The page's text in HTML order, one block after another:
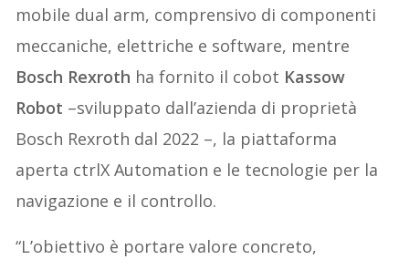
mobile dual arm, comprensivo di componenti
meccaniche, elettriche e software, mentre
Bosch Rexroth ha fornito il cobot Kassow
Robot –sviluppato dall’azienda di proprietà
Bosch Rexroth dal 2022 –, la piattaforma
aperta ctrlX Automation e le tecnologie per la
navigazione e il controllo.
“L’obiettivo è portare valore concreto,